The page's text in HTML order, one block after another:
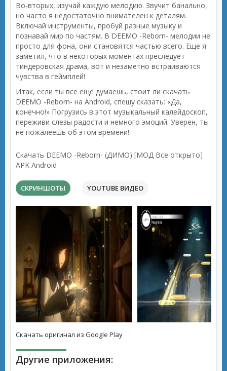
Во-вторых, изучай каждую мелодию. Звучит банально,
но часто я недостаточно внимателен к деталям.
Включай инструменты, пробуй разные музыку и
познавай мир по частям. В DEEMO -Reborn- мелодии не
просто для фона, они становятся частью всего. Еще я
заметил, что в некоторых моментах преследует
тиндеровская драма, вот и незаметно встраиваются
чувства в геймплей!
Итак, если ты все еще думаешь, стоит ли скачать
DEEMO -Reborn- на Android, спешу сказать: «Да,
конечно!» Погрузись в этот музыкальный калейдоскоп,
переживи слезы радости и немного эмоций. Уверен, ты
не пожалеешь об этом времени!
Скачать DEEMO -Reborn- (ДИМО) [МОД Все открыто]
APK Android
СКРИНШОТЫ YOUTUBE ВИДЕО
Скачать оригинал из Google Play
Другие приложения: